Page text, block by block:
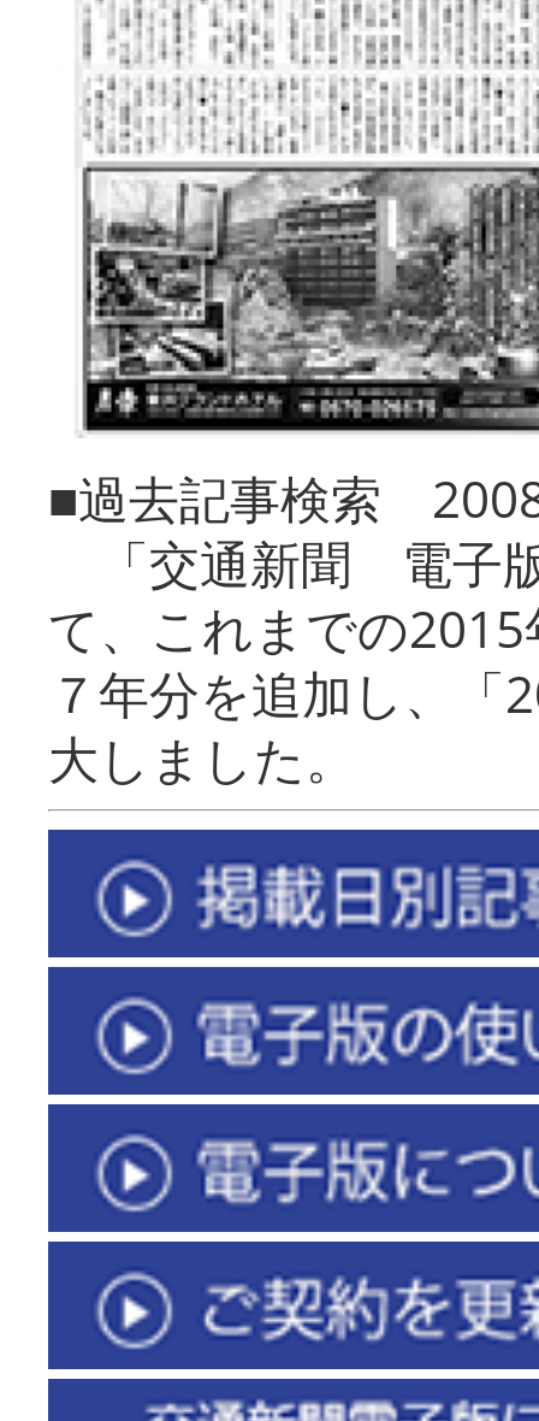
■過去記事検索
「交通新聞 電子
て、これまでの
７年分を追加し、「
大しまし